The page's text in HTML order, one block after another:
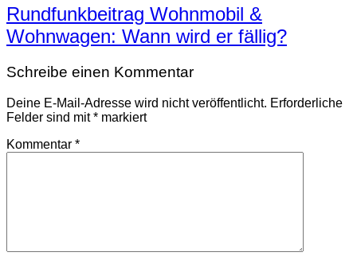
Rundfunkbeitrag Wohnmobil &
Wohnwagen: Wann wird er fällig?
Schreibe einen Kommentar
Deine E-Mail-Adresse wird nicht veröffentlicht. Erforderliche
Felder sind mit* markiert
Kommentar *